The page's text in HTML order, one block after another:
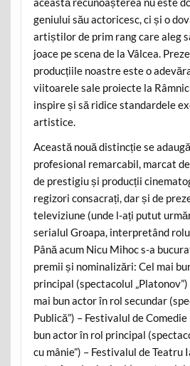
geniului său actoricesc, ci și o
artiștilor de prim rang care aleg
joace pe scena de la Vâlcea.
producțiile noastre este o
viitoarele sale proiecte la
inspire și să ridice standardele
artistice.
Această nouă distincție se
profesional remarcabil, marcat
de prestigiu și producții
regizori consacrați, dar și de
televiziune (unde l-ați putut
serialul Groapa, interpretând
Până acum Nicu Mihoc s-a
premii și nominalizări: Cel mai
principal (spectacolul
mai bun actor în rol secundar
Publică”) – Festivalul de
bun actor în rol principal
cu mânie”) – Festivalul de Teatru